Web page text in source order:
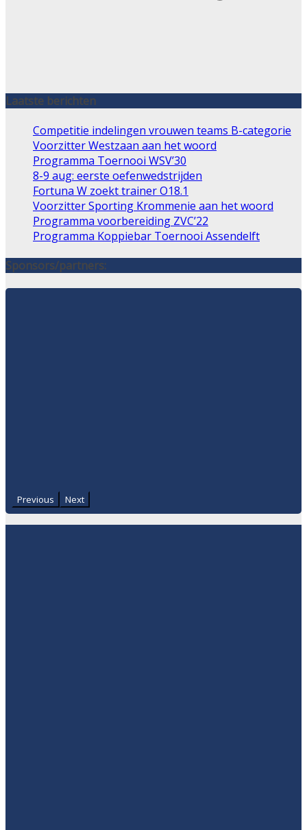
Laatste berichten
Competitie indelingen vrouwen teams B-categorie
Voorzitter Westzaan aan het woord
Programma Toernooi WSV’30
8-9 aug: eerste oefenwedstrijden
Fortuna W zoekt trainer O18.1
Voorzitter Sporting Krommenie aan het woord
Programma voorbereiding ZVC’22
Programma Koppiebar Toernooi Assendelft
Sponsors/partners:
Previous Next